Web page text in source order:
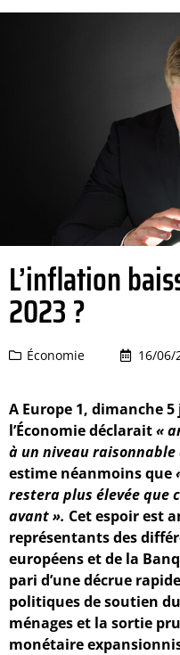
L’inflation
2023 ?
Économie 16/06/
A Europe 1, dimanche
l’Économie déclarait«
à un niveau raisonnable
estime néanmoins que
restera plus élevée que
avant ». Cet espoir est
représentants des
européens et de la
pari d’une décrue
politiques de soutien
ménages et la sortie
monétaire